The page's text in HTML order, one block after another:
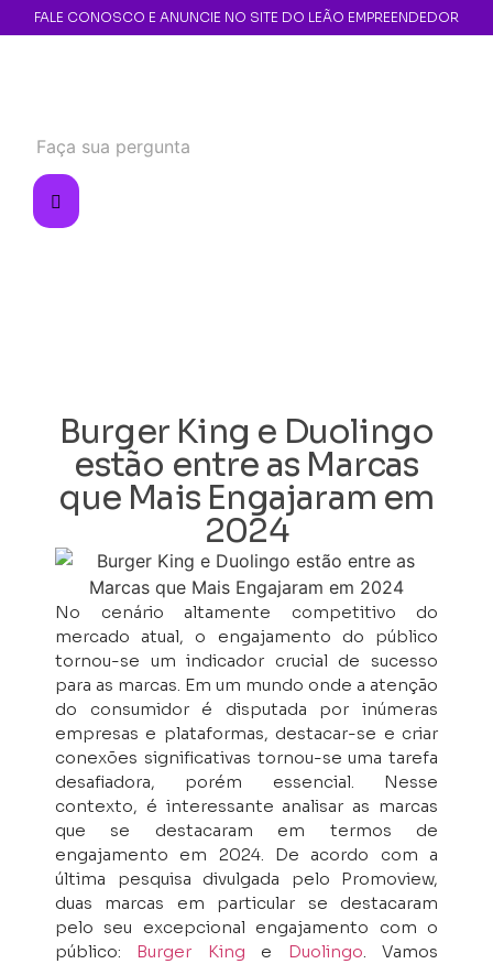
FALE CONOSCO E ANUNCIE NO SITE DO LEÃO EMPREENDEDOR
Burger King e Duolingo
estão entre as Marcas
que Mais Engajaram em
2024
No cenário altamente competitivo do
mercado atual, o engajamento do público
tornou-se um indicador crucial de sucesso
para as marcas. Em um mundo onde a atenção
do consumidor é disputada por inúmeras
empresas e plataformas, destacar-se e criar
conexões significativas tornou-se uma tarefa
desafiadora, porém essencial. Nesse
contexto, é interessante analisar as marcas
que se destacaram em termos de
engajamento em 2024. De acordo com a
última pesquisa divulgada pelo Promoview,
duas marcas em particular se destacaram
pelo seu excepcional engajamento com o
público: Burger King e Duolingo. Vamos